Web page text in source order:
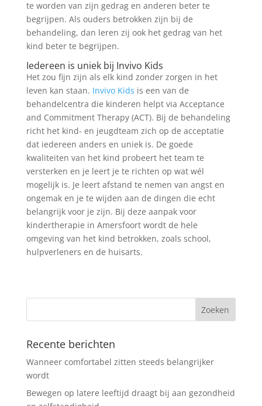
te worden van zijn gedrag en anderen beter te
begrijpen. Als ouders betrokken zijn bij de
behandeling, dan leren zij ook het gedrag van het
kind beter te begrijpen.
Iedereen is uniek bij Invivo Kids
Het zou fijn zijn als elk kind zonder zorgen in het
leven kan staan. Invivo Kids is een van de
behandelcentra die kinderen helpt via Acceptance
and Commitment Therapy (ACT). Bij de behandeling
richt het kind- en jeugdteam zich op de acceptatie
dat iedereen anders en uniek is. De goede
kwaliteiten van het kind probeert het team te
versterken en je leert je te richten op wat wél
mogelijk is. Je leert afstand te nemen van angst en
ongemak en je te wijden aan de dingen die echt
belangrijk voor je zijn. Bij deze aanpak voor
kindertherapie in Amersfoort wordt de hele
omgeving van het kind betrokken, zoals school,
hulpverleners en de huisarts.
Recente berichten
Wanneer comfortabel zitten steeds belangrijker
wordt
Bewegen op latere leeftijd draagt bij aan gezondheid